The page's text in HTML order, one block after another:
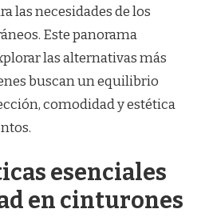
las necesidades de los
Este panorama
las alternativas más
buscan un equilibrio
comodidad y estética
esenciales
en cinturones